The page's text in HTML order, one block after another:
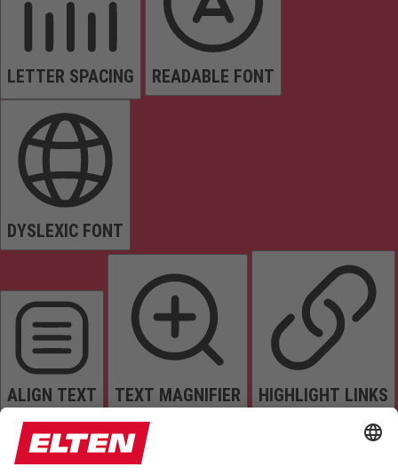
LETTER SPACING READABLE FONT
DYSLEXIC FONT
ALIGN TEXT TEXT MAGNIFIER HIGHLIGHT LINKS
Colors